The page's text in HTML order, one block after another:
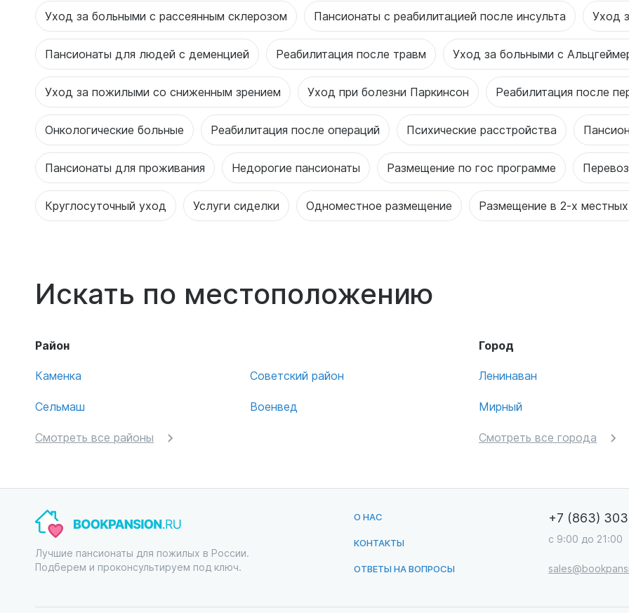
Уход за больными с рассеянным склерозом Пансионаты с реабилитацией после инсульта Уход
Пансионаты для людей с деменцией Реабилитация после травм Уход за больными с
Уход за пожилыми со сниженным зрением Уход при болезни Паркинсон Реабилитация после
Онкологические больные Реабилитация после операций Психические расстройства
Пансионаты для проживания Недорогие пансионаты Размещение по гос программе
Круглосуточный уход Услуги сиделки Одноместное размещение Размещение в 2-х
Искать по местоположению
Район
Каменка
Сельмаш
Советский район
Военвед
Смотреть все районы
Город
Ленинаван
Мирный
Смотреть все города
Лучшие пансионаты для пожилых в России.
Подберем и проконсультируем под ключ.
О НАС
КОНТАКТЫ
ОТВЕТЫ НА ВОПРОСЫ
+7 (863)
с 9:00 до 21:00